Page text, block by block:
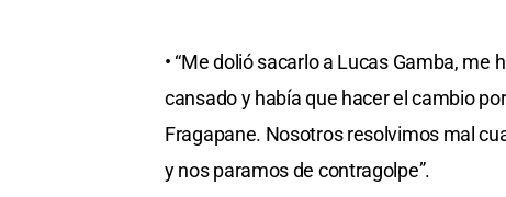
• “Me dolió sacarlo a Lucas Gamba,
cansado y había que hacer el cambio
Fragapane. Nosotros resolvimos mal
y nos paramos de contragolpe”.